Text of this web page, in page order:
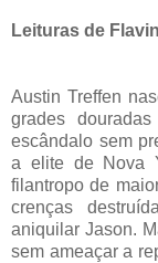
Leituras de
Austin Treffen
grades
escândalo sem
a elite de Nova
filantropo de
crenças
aniquilar Jason.
sem ameaçar a